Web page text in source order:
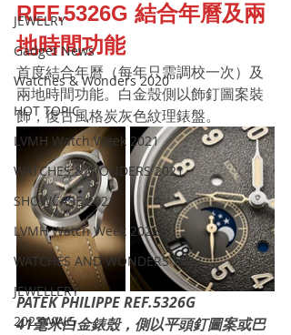
JEWELRY
Gadget News
Watches & Wonders 2020
HOT TOPIC
LVMH Watch Week 2021
WATCHES & WONDERS 2021
SHOWCASE 2021
LVMH Watch Week 2022
WATCHES AND WONDERS 2022
JEWELLERY
2023WWG
REF.5326G 結合年曆及兩
地時間功能
首度結合年曆（每年只需調校一次）及
兩地時間功能。白金殼側以飾釘圖案裝
飾，復古風格炭灰色紋理錶盤。
PATEK PHILIPPE REF.5326G
41毫米白金錶殼，側以平頭釘圖案或巴